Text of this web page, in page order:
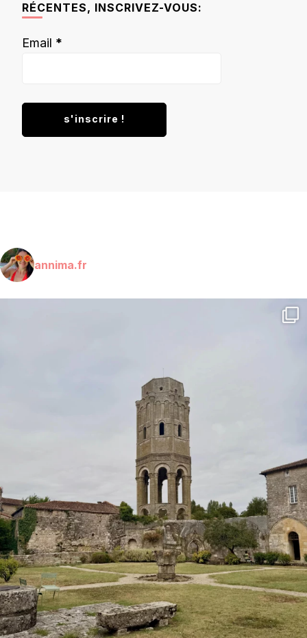
RÉCENTES, INSCRIVEZ-VOUS:
Email *
annima.fr